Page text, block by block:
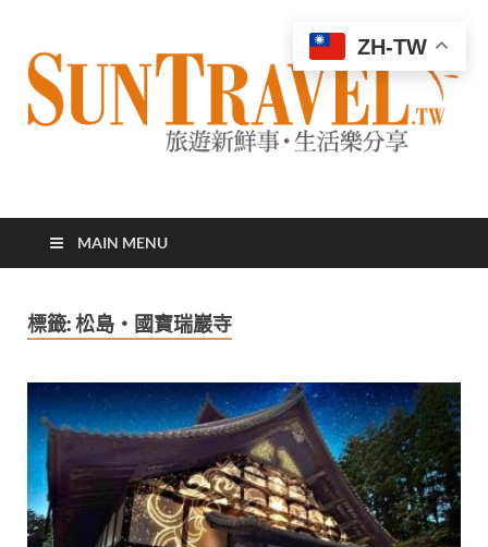
太陽網
MAIN MENU
標籤:松島・國寶瑞巖寺
ZH-TW